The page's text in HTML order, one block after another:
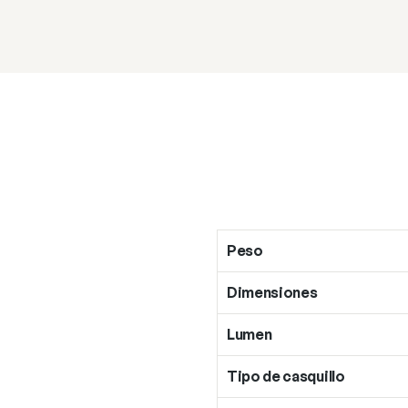
Peso
Dimensiones
Lumen
Tipo de casquillo